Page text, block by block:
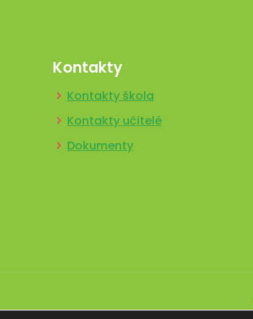
Kontakty
Kontakty škola
Kontakty učitelé
Dokumenty